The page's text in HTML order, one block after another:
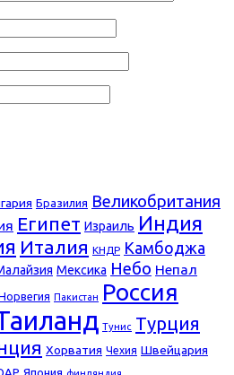
Бразилия Великобритания
Египет Израиль Индия
Италия КНДР Камбоджа
Мексика Небо Непал
Пакистан Россия
Тунис Турция
Хорватия Чехия Швейцария
Япония